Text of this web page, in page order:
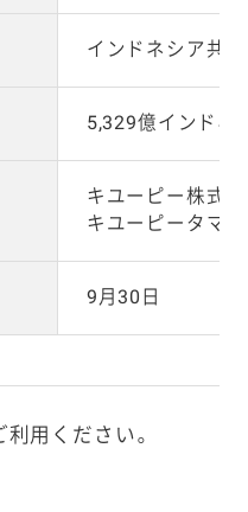
インドネシア共
5,329億インドネ
キユーピー株式
キユーピータマ
9月30日
用ください。